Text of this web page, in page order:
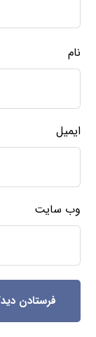
نام
ایمیل
وب‌ سایت
فرستادن